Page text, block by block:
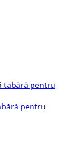
tabără pentru
pentru